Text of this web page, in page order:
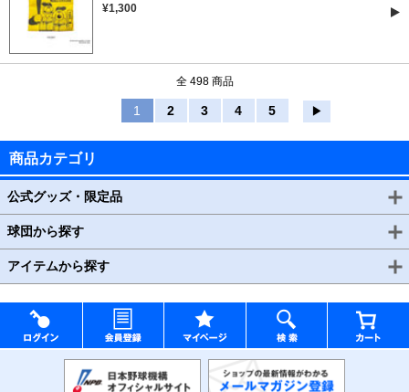
¥1,300
全 498 商品
1 2 3 4 5 ▶
商品カテゴリ
公式グッズ・限定品
球団から探す
アイテムから探す